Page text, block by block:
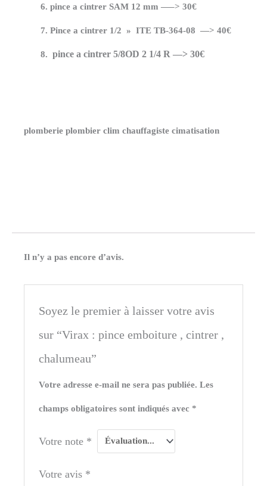
pince a cintrer SAM 12 mm —–> 30€
Pince a cintrer 1/2 » ITE TB-364-08 —> 40€
pince a cintrer 5/8OD 2 1/4 R —> 30€
plomberie plombier clim chauffagiste cimatisation
Il n’y a pas encore d’avis.
Soyez le premier à laisser votre avis
sur “Virax : pince emboiture , cintrer ,
chalumeau”
Votre adresse e-mail ne sera pas publiée. Les
champs obligatoires sont indiqués avec *
Votre note *
Votre avis *